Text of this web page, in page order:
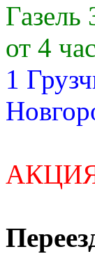
Газель
от 4
1